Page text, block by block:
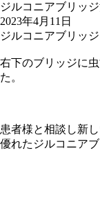
ジルコニアブリッ
2023年4月11日
ジルコニアブリッ
右下のブリッジに
た。
患者様と相談し新
優れたジルコニア